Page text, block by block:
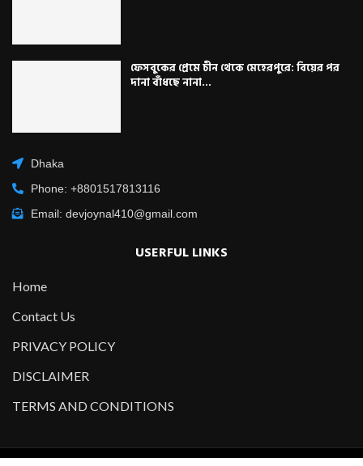
ফেসবুকের প্রেমে চীন থেকে মেহেরপুরে: বিয়ের পর
দানা বাঁধছে নানা...
Dhaka
Phone: +8801517813116
Email: devjoynal410@gmail.com
USERFUL LINKS
Home
Contact Us
PRIVACY POLICY
DISCLAIMER
TERMS AND CONDITIONS